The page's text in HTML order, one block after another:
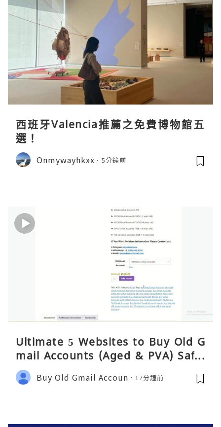
西班牙Valencia推薦之免費博物館五
選！
Onmywayhkxx 5分鐘前
Ultimate 5 Websites to Buy Old G
mail Accounts (Aged & PVA) Safel
y 2026
Buy Old Gmail Accoun 17分鐘前